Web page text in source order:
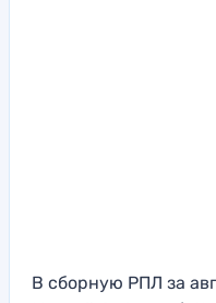
В сборную РПЛ за